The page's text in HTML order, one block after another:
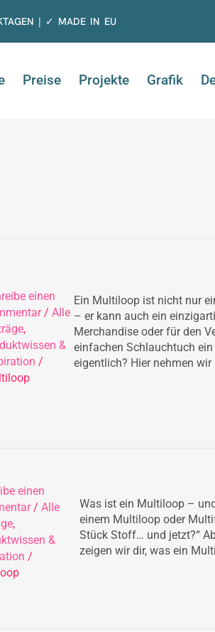
| ✓ MADE IN EU
Preise Projekte Grafik
einen
/Alle
,
&
/
Ein Multiloop ist nicht nur
– er kann auch ein
Merchandise oder für den
einfachen Schlauchtuch
eigentlich? Hier nehmen
einen
/ Alle
,
&
/
Was ist ein Multiloop –
einem Multiloop oder
Stück Stoff… und jetzt?“
zeigen wir dir, was ein